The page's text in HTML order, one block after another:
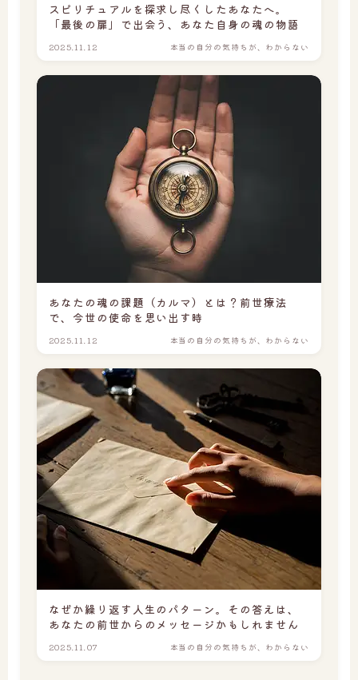
スピリチュアルを探求し尽くしたあなたへ。
「最後の扉」で出会う、あなた自身の魂の物語
2025.11.12 本当の自分の気持ちが、わからない
あなたの魂の課題（カルマ）とは？前世療法
で、今世の使命を思い出す時
2025.11.12 本当の自分の気持ちが、わからない
なぜか繰り返す人生のパターン。その答えは、
あなたの前世からのメッセージかもしれません
2025.11.07 本当の自分の気持ちが、わからない